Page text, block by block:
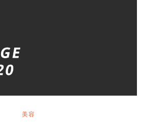
美容